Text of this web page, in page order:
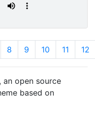
8 9 10 11 12
an open source
based on